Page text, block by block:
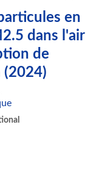
en
dans l'air
de
(2024)